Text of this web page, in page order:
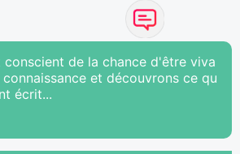
de la chance d'être viva
et découvrons ce qu
écrit...